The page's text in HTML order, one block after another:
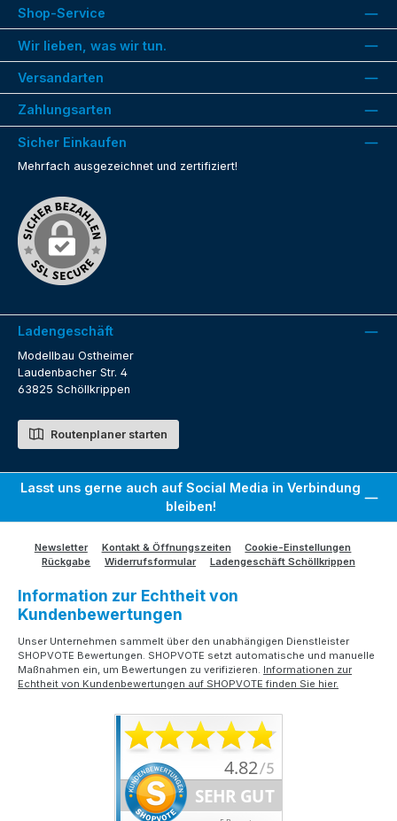
Shop-Service
Wir lieben, was wir tun.
Versandarten
Zahlungsarten
Sicher Einkaufen
Mehrfach ausgezeichnet und zertifiziert!
Ladengeschäft
Modellbau Ostheimer
Laudenbacher Str. 4
63825 Schöllkrippen
Routenplaner starten
Lasst uns gerne auch auf Social Media in Verbindung
bleiben!
Newsletter Kontakt & Öffnungszeiten
Cookie-Einstellungen
Rückgabe
Widerrufsformular Ladengeschäft Schöllkrippen
Information zur Echtheit von
Kundenbewertungen
Unser Unternehmen sammelt über den unabhängigen Dienstleister
SHOPVOTE Bewertungen. SHOPVOTE setzt automatische und manuelle
Maßnahmen ein, um Bewertungen zu verifizieren. Informationen zur
Echtheit von Kundenbewertungen auf SHOPVOTE finden Sie hier.